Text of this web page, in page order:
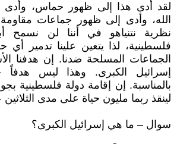
لقد أدى هذا إلى ظهور حماس،
الله، وأدى إلى ظهور جماعات
نظرية نتنياهو في أننا لن نسمح
فلسطينية، لذا يتعين علينا تدمير
الجماعات المسلحة ضدنا. إن هدفنا
إسرائيل الكبرى. وهذا ليس هدفاً
بالمناسبة. إن إقامة دولة فلسطينية
لينقذ ربما مليون حياة على مدى الثلاثين
سوال – ما هي إسرائيل الكبرى؟